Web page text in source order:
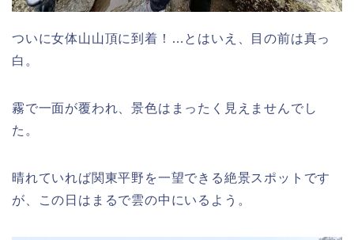
ついに女体山山頂に到着！…とはいえ、目の前は真っ
白。
霧で一面が覆われ、景色はまったく見えませんでし
た。
晴れていれば関東平野を一望できる絶景スポットです
が、この日はまるで雲の中にいるよう。